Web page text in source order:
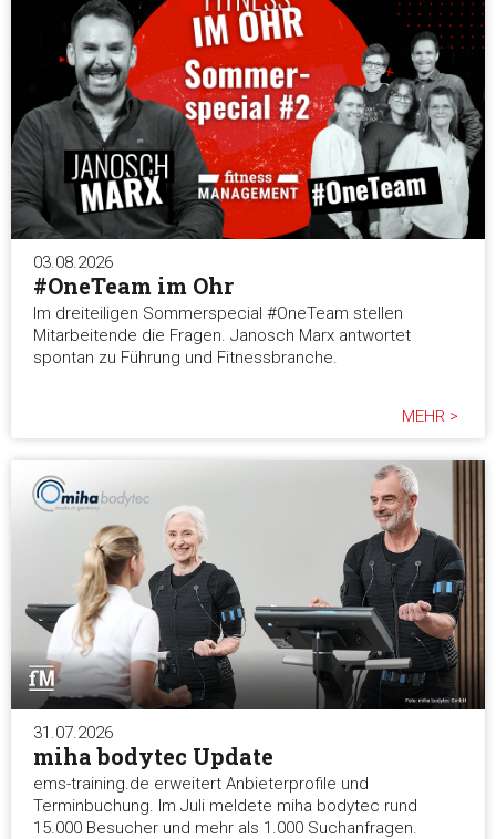
03.08.2026
#OneTeam im Ohr
Im dreiteiligen Sommerspecial #OneTeam stellen
Mitarbeitende die Fragen. Janosch Marx antwortet
spontan zu Führung und Fitnessbranche.
MEHR >
31.07.2026
miha bodytec Update
ems-training.de erweitert Anbieterprofile und
Terminbuchung. Im Juli meldete miha bodytec rund
15.000 Besucher und mehr als 1.000 Suchanfragen.